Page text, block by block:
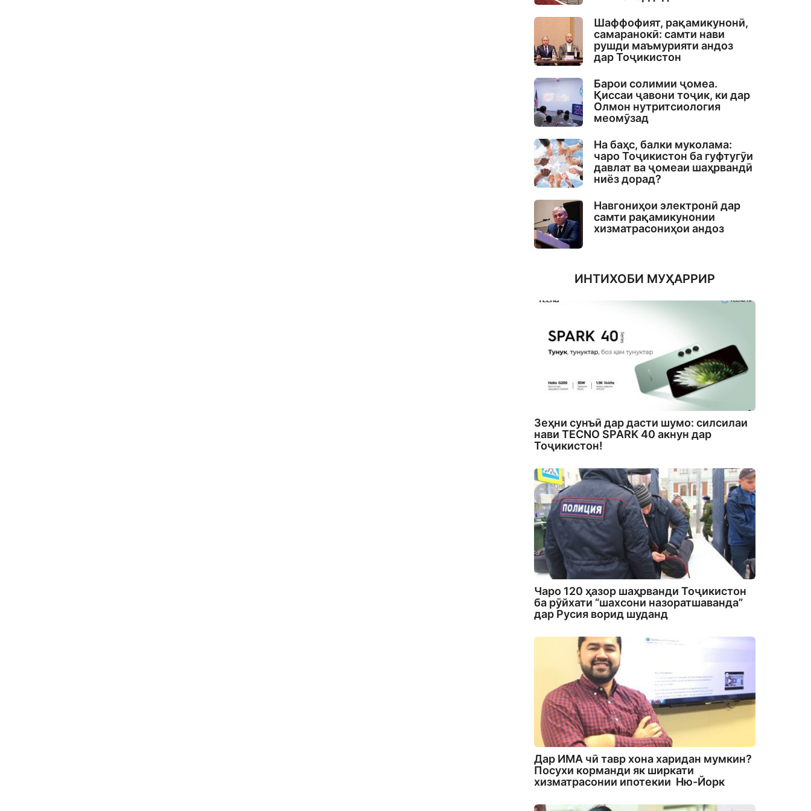
Шаффофият, рақамикунонӣ,
самаранокӣ: самти нави
рушди маъмурияти андоз
дар Тоҷикистон
Барои солимии ҷомеа.
Қиссаи ҷавони тоҷик, ки дар
Олмон нутритсиология
меомӯзад
На баҳс, балки муколама:
чаро Тоҷикистон ба гуфтугӯи
давлат ва ҷомеаи шаҳрвандӣ
ниёз дорад?
Навгониҳои электронӣ дар
самти рақамикунонии
хизматрасониҳои андоз
ИНТИХОБИ МУҲАРРИР
Зеҳни сунъӣ дар дасти шумо: силсилаи
нави TECNO SPARK 40 акнун дар
Тоҷикистон!
Чаро 120 ҳазор шаҳрванди Тоҷикистон
ба рӯйхати “шахсони назоратшаванда”
дар Русия ворид шуданд
Дар ИМА чӣ тавр хона харидан мумкин?
Посухи корманди як ширкати
хизматрасонии ипотекии Ню-Йорк